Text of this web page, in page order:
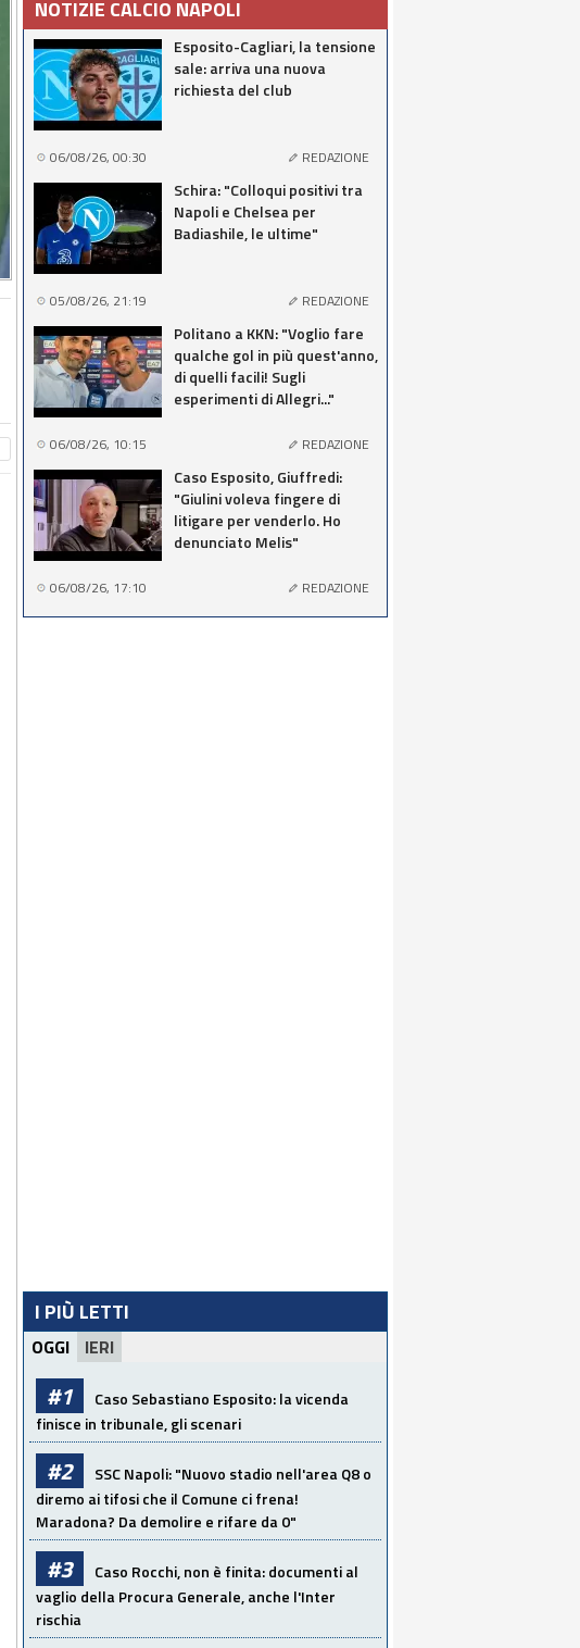
NOTIZIE CALCIO NAPOLI
Esposito-Cagliari, la tensione
sale: arriva una nuova
richiesta del club
06/08/26, 00:30 REDAZIONE
Schira: "Colloqui positivi tra
Napoli e Chelsea per
Badiashile, le ultime"
05/08/26, 21:19 REDAZIONE
Politano a KKN: "Voglio fare
qualche gol in più quest'anno,
di quelli facili! Sugli
esperimenti di Allegri..."
06/08/26, 10:15 REDAZIONE
Caso Esposito, Giuffredi:
"Giulini voleva fingere di
litigare per venderlo. Ho
denunciato Melis"
06/08/26, 17:10 REDAZIONE
I PIÙ LETTI
OGGI IERI
#1
Caso Sebastiano Esposito: la vicenda
finisce in tribunale, gli scenari
#2
SSC Napoli: "Nuovo stadio nell'area Q8 o
diremo ai tifosi che il Comune ci frena!
Maradona? Da demolire e rifare da 0"
#3
Caso Rocchi, non è finita: documenti al
vaglio della Procura Generale, anche l'Inter
rischia